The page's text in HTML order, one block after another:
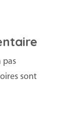
pas
sont